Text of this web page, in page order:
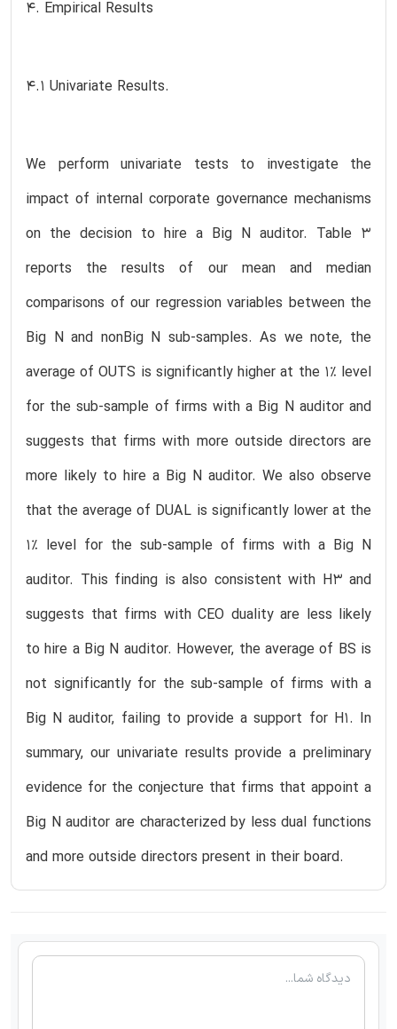
4. Empirical Results
4.1 Univariate Results.
We perform univariate tests to investigate the
impact of internal corporate governance mechanisms
on the decision to hire a Big N auditor. Table 3
reports the results of our mean and median
comparisons of our regression variables between the
Big N and nonBig N sub-samples. As we note, the
average of OUTS is significantly higher at the 1% level
for the sub-sample of firms with a Big N auditor and
suggests that firms with more outside directors are
more likely to hire a Big N auditor. We also observe
that the average of DUAL is significantly lower at the
1% level for the sub-sample of firms with a Big N
auditor. This finding is also consistent with H3 and
suggests that firms with CEO duality are less likely
to hire a Big N auditor. However, the average of BS is
not significantly for the sub-sample of firms with a
Big N auditor, failing to provide a support for H1. In
summary, our univariate results provide a preliminary
evidence for the conjecture that firms that appoint a
Big N auditor are characterized by less dual functions
and more outside directors present in their board.